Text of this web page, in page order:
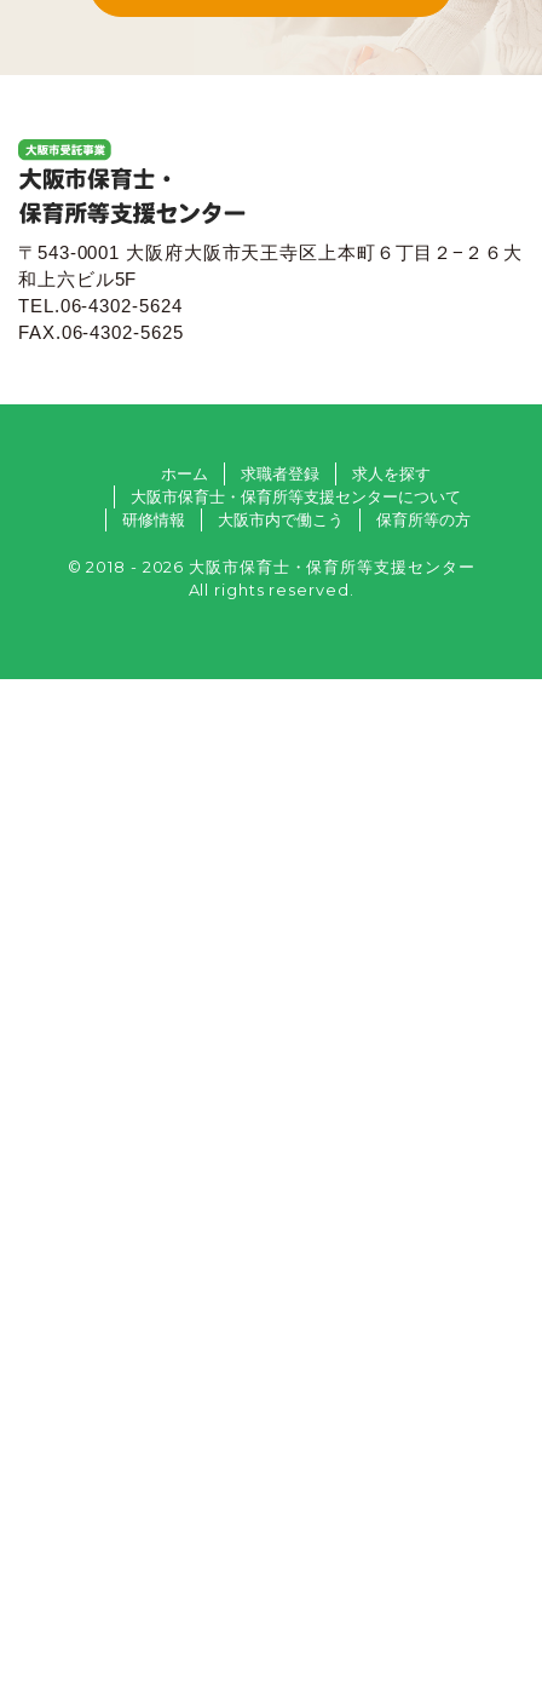
〒543-0001 大阪府大阪市天王寺区上本町６丁目２−２６大
和上六ビル5F
TEL.06-4302-5624
FAX.06-4302-5625
ホーム 求職者登録
求人を探す
大阪市保育士・保育所等支援センターについて
研修情報
大阪市内で働こう 保育所等の方
© 2018 - 2026 大阪市保育士・保育所等支援センター
All rights reserved.